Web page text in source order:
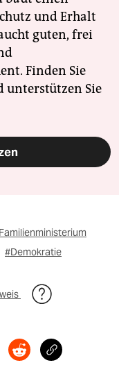
und Erhalt
guten, frei
Finden Sie
unterstützen Sie
#Demokratie